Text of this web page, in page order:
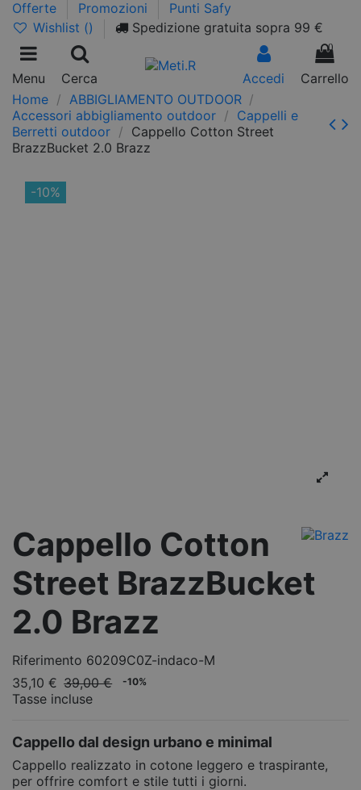
Offerte Promozioni
Punti Safy
Wishlist () Spedizione gratuita sopra 99 €
Menu Cerca Accedi
0
Carrello
Home
ABBIGLIAMENTO OUTDOOR
Accessori abbigliamento outdoor
Cappelli e
Berretti outdoor
Cappello Cotton Street
BrazzBucket 2.0 Brazz
-10%
Cappello Cotton
Street BrazzBucket
2.0 Brazz
Riferimento 60209C0Z-indaco-M
35,10 € 39,00 € -10%
Tasse incluse
Cappello dal design urbano e minimal
Cappello realizzato in cotone leggero e traspirante,
per offrire comfort e stile tutti i giorni.